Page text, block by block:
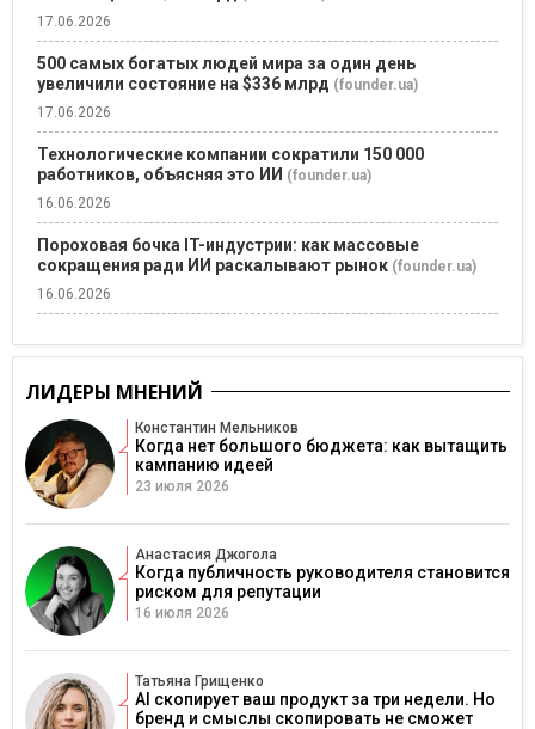
17.06.2026
500 самых богатых людей мира за один день
увеличили состояние на $336 млрд (founder.ua)
17.06.2026
Технологические компании сократили 150 000
работников, объясняя это ИИ (founder.ua)
16.06.2026
Пороховая бочка IT-индустрии: как массовые
сокращения ради ИИ раскалывают рынок (founder.ua)
16.06.2026
ЛИДЕРЫ МНЕНИЙ
Константин Мельников
Когда нет большого бюджета: как вытащить
кампанию идеей
23 июля 2026
Анастасия Джогола
Когда публичность руководителя становится
риском для репутации
16 июля 2026
Татьяна Грищенко
AI скопирует ваш продукт за три недели. Но
бренд и смыслы скопировать не сможет